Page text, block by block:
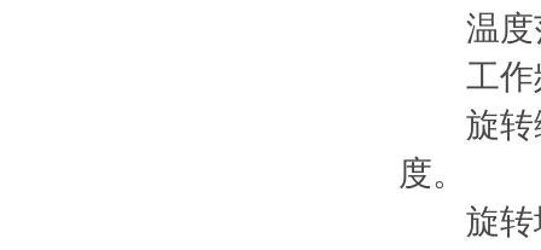
温度
工作
旋转编
度。
旋转增